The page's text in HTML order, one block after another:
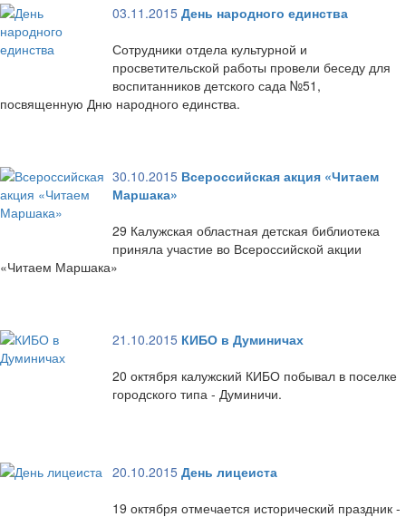
03.11.2015 День народного единства
Сотрудники отдела культурной и
просветительской работы провели беседу для
воспитанников детского сада №51,
посвященную Дню народного единства.
30.10.2015 Всероссийская акция «Читаем
Маршака»
29 Калужская областная детская библиотека
приняла участие во Всероссийской акции
«Читаем Маршака»
21.10.2015 КИБО в Думиничах
20 октября калужский КИБО побывал в поселке
городского типа - Думиничи.
20.10.2015 День лицеиста
19 октября отмечается исторический праздник -